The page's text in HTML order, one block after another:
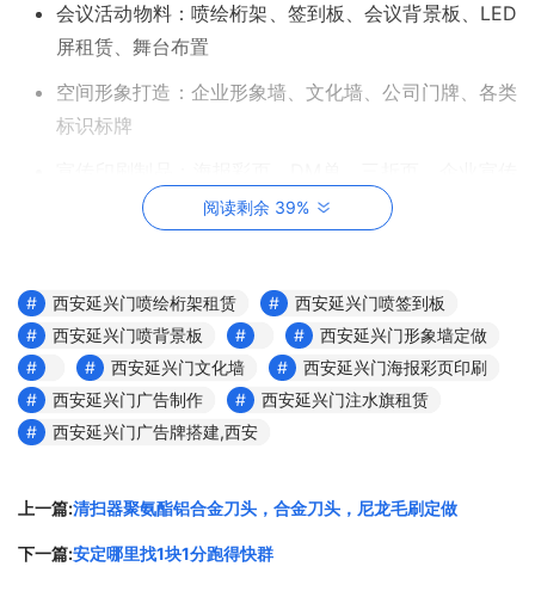
会议活动物料：喷绘桁架、签到板、会议背景板、LED
屏租赁、舞台布置
空间形象打造：企业形象墙、文化墙、公司门牌、各类
标识标牌
册、横幅条幅
本处拥有丰富的广告物料生产制作经验，公司所在地区
位于陕西西安市.我们以诚信、实力和质量获得业界的
高度**，坚持以客户为核心，“质量到位、服务*上”的
经营理念为广大客户提供满意的服务。欢迎各界朋友莅
西安专属服务 · 快速响应
咨询电话：186－9185－1574 (同VX) 137－2076－
阅读剩余 39%
西安延兴门喷绘桁架租赁
西安延兴门喷签到板
西安延兴门喷背景板
西安延兴门形象墙定做
西安延兴门文化墙
西安延兴门海报彩页印刷
西安延兴门广告制作
西安延兴门注水旗租赁
西安延兴门广告牌搭建,西安
上一篇:清扫器聚氨酯铝合金刀头，合金刀头，尼龙毛刷定做
下一篇:安定哪里找1块1分跑得快群